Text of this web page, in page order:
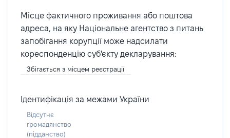
Місце фактичного проживання або поштова
адреса, на яку Національне агентство з питань
запобігання корупції може надсилати
кореспонденцію суб'єкту декларування:
Збігається з місцем реєстрації
Ідентифікація за межами України
Відсутнє
громадянство
(підданство)